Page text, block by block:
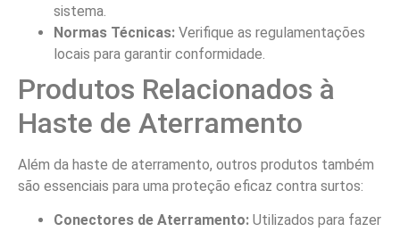
sistema.
Normas Técnicas: Verifique as regulamentações
locais para garantir conformidade.
Produtos Relacionados à
Haste de Aterramento
Além da haste de aterramento, outros produtos também
são essenciais para uma proteção eficaz contra surtos:
Conectores de Aterramento: Utilizados para fazer